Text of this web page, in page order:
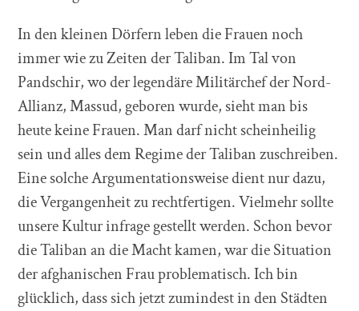
In den kleinen Dörfern leben die Frauen noch
immer wie zu Zeiten der Taliban. Im Tal von
Pandschir, wo der legendäre Militärchef der Nord-
Allianz, Massud, geboren wurde, sieht man bis
heute keine Frauen. Man darf nicht scheinheilig
sein und alles dem Regime der Taliban zuschreiben.
Eine solche Argumentationsweise dient nur dazu,
die Vergangenheit zu rechtfertigen. Vielmehr sollte
unsere Kultur infrage gestellt werden. Schon bevor
die Taliban an die Macht kamen, war die Situation
der afghanischen Frau problematisch. Ich bin
glücklich, dass sich jetzt zumindest in den Städten